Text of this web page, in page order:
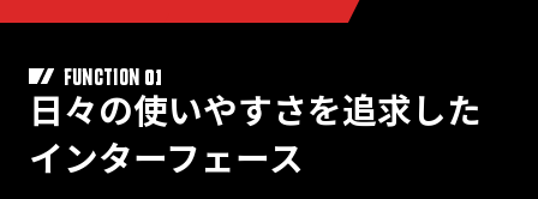
FUNCTION 01
日々の使いやすさを追求した
インターフェース